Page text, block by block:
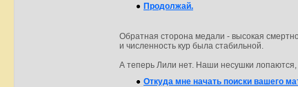
Продолжай.
Обратная сторона медали - высокая
и численность кур была стабильной.
А теперь Лили нет. Наши несушки
Откуда мне начать поиски вашего